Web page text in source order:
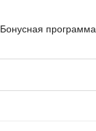
Бонусная программа